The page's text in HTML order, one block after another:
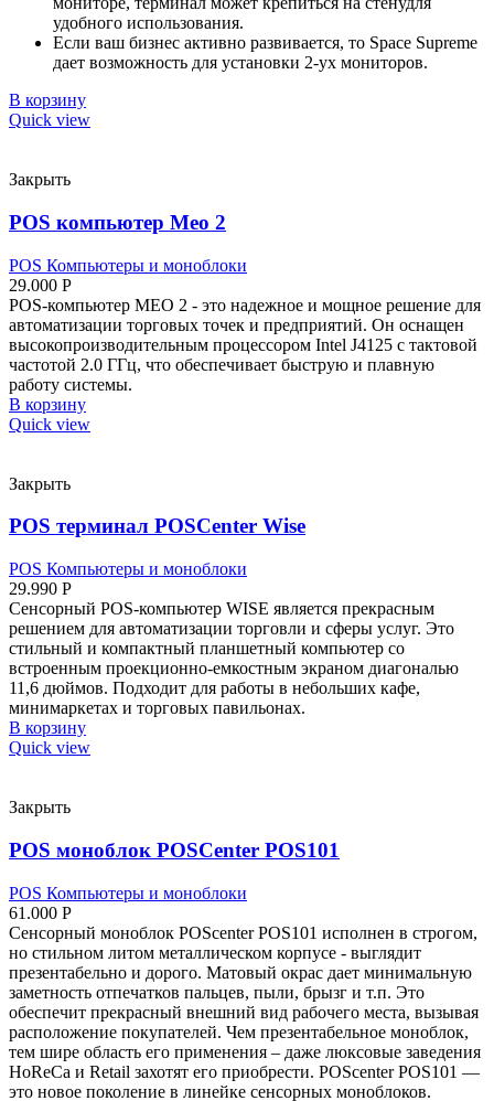
удобного использования.
Если ваш бизнес активно развивается, то Space Supreme
дает возможность для установки 2-ух мониторов.
В корзину
Quick view
Закрыть
POS компьютер Meo 2
POS Компьютеры и моноблоки
29.000 Р
POS-компьютер MEO 2 - это надежное и мощное решение для
автоматизации торговых точек и предприятий. Он оснащен
высокопроизводительным процессором Intel J4125 с тактовой
частотой 2.0 ГГц, что обеспечивает быструю и плавную
работу системы.
В корзину
Quick view
Закрыть
POS терминал POSCenter Wise
POS Компьютеры и моноблоки
29.990 Р
Сенсорный POS-компьютер WISE является прекрасным
решением для автоматизации торговли и сферы услуг. Это
стильный и компактный планшетный компьютер со
встроенным проекционно-емкостным экраном диагональю
11,6 дюймов. Подходит для работы в небольших кафе,
минимаркетах и торговых павильонах.
В корзину
Quick view
Закрыть
POS моноблок POSCenter POS101
POS Компьютеры и моноблоки
61.000 Р
Сенсорный моноблок POScenter POS101 исполнен в строгом,
но стильном литом металлическом корпусе - выглядит
презентабельно и дорого. Матовый окрас дает минимальную
заметность отпечатков пальцев, пыли, брызг и т.п. Это
обеспечит прекрасный внешний вид рабочего места, вызывая
расположение покупателей. Чем презентабельное моноблок,
тем шире область его применения – даже люксовые заведения
HoReCa и Retail захотят его приобрести. POScenter POS101 —
это новое поколение в линейке сенсорных моноблоков.